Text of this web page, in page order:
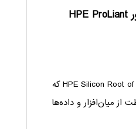
قابلیت‌های ویژه سرور HPE ProLiant
– مجهز به فناوری HPE Silicon Root of Trust که
از میان‌افزار و داده‌ها